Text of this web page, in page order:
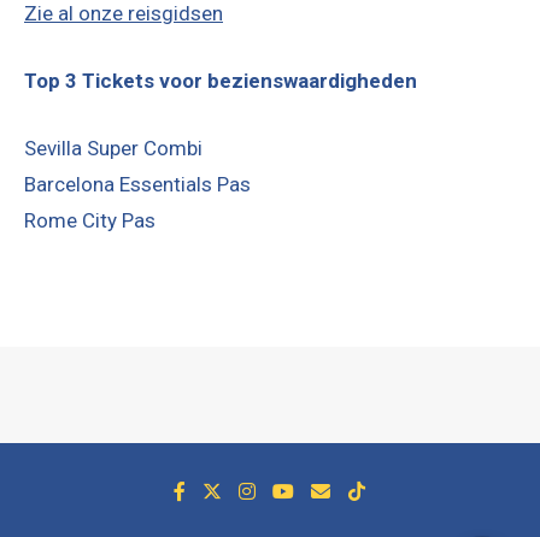
Zie al onze reisgidsen
Top 3 Tickets voor bezienswaardigheden
Sevilla Super Combi
Barcelona Essentials Pas
Rome City Pas